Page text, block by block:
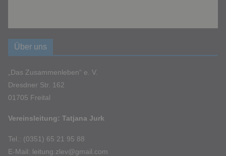
Über uns
„Das Zusammenleben“ e. V.
Dresdner Str. 162
01705 Freital
Vereinsleitung: Tatjana Jurk
Tel.: (0351) 65 21 95 88
E-Mail: leitung.zlev@gmail.com